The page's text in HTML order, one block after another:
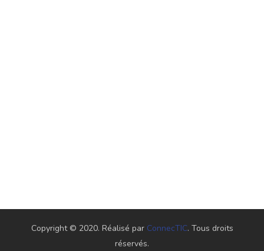
Copyright © 2020. Réalisé par ConnecTIC. Tous droits
réservés.